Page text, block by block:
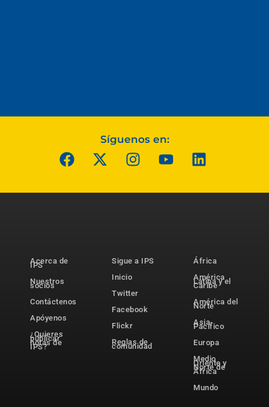
Síguenos en:
Acerca de
IPS
Nuestros
socios
Contáctenos
Apóyenos
¿Quieres
publicar
notas de
IPS?
Sigue a IPS
Inicio
Twitter
Facebook
Flickr
Reglas de
comunidad
África
América
Latina y el
Caribe
América del
Norte
Asia-
Pacífico
Europa
Medio
Oriente y
Norte de
África
Mundo